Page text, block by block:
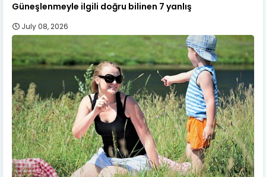
Güneşlenmeyle ilgili doğru bilinen 7 yanlış
July 08, 2026